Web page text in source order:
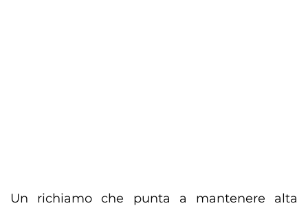
Un richiamo che punta a mantenere alta